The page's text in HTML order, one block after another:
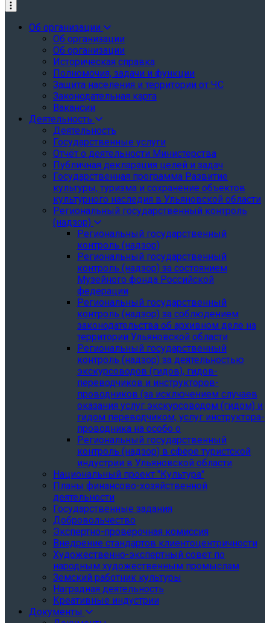
Об организации
Об организации
Об организации
Историческая справка
Полномочия, задачи и функции
Защита населения и территории от ЧС
Законодательная карта
Вакансии
Деятельность
Деятельность
Государственные услуги
Отчёт о деятельности Министерства
Публичная декларация целей и задач
Государственная программа Развитие
культуры, туризма и сохранение объектов
культурного наследия в Ульяновской области
Региональный государственный контроль
(надзор)
Региональный государственный
контроль (надзор)
Региональный государственный
контроль (надзор) за состоянием
Музейного фонда Российской
федерации
Региональный государственный
контроль (надзор) за соблюдением
законодательства об архивном деле на
территории Ульяновской области
Региональный государственный
контроль (надзор) за деятельностью
экскурсоводов (гидов), гидов-
переводчиков и инструкторов-
проводников (за исключением случаев
оказания услуг экскурсоводом (гидом) и
гидом переводчиком, услуг инструктора-
проводника на особо о
Региональный государственный
контроль (надзор) в сфере туристской
индустрии в Ульяновской области
Национальный проект "Культура"
Планы финансово-хозяйственной
деятельности
Государственные задания
Добровольчество
Экспертно-проверочная комиссия
Внедрение стандартов клиентоцентричности
Художественно-экспертный совет по
народным художественным промыслам
Земский работник культуры
Наградная деятельность
Креативные индустрии
Документы